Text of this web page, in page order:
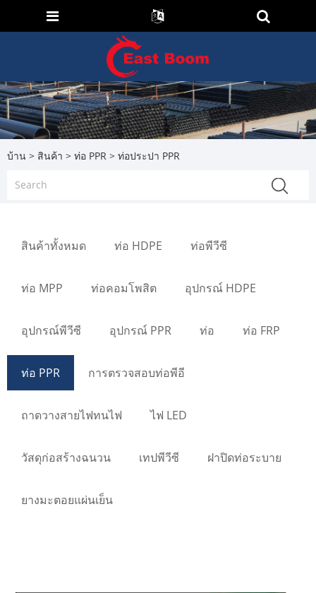
บ้าน > สินค้า > ท่อ PPR > ท่อประปา PPR
สินค้าทั้งหมด ท่อ HDPE ท่อพีวีซี
ท่อ MPP ท่อคอมโพสิต อุปกรณ์ HDPE
อุปกรณ์พีวีซี อุปกรณ์ PPR ท่อ ท่อ FRP
ท่อ PPR การตรวจสอบท่อพีอี
ถาดวางสายไฟทนไฟ ไฟ LED
วัสดุก่อสร้างฉนวน เทปพีวีซี ฝาปิดท่อระบาย
ยางมะตอยแผ่นเย็น